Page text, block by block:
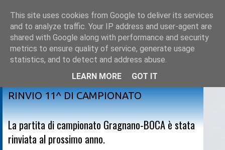
venerdì 9 dicembre 2011
RINVIO 11^ DI CAMPIONATO
La partita di campionato Gragnano-BOCA è stata
rinviata al prossimo anno.
This site uses cookies from Google to deliver its services
and to analyze traffic. Your IP address and user-agent are
shared with Google along with performance and security
metrics to ensure quality of service, generate usage
statistics, and to detect and address abuse.
LEARN MORE
GOT IT